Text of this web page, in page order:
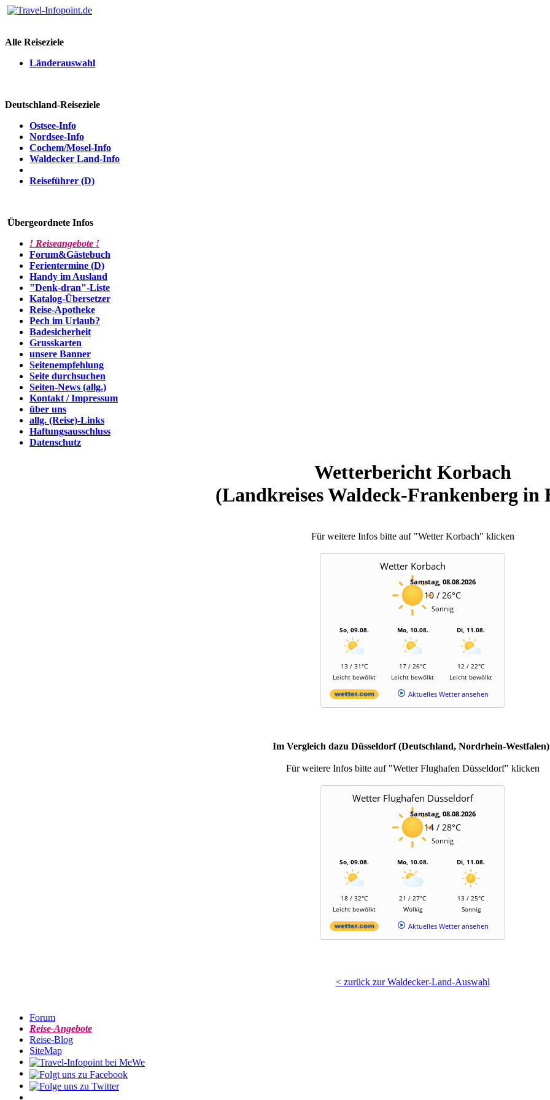
Alle Reiseziele
Länderauswahl
Deutschland-Reiseziele
Ostsee-Info
Nordsee-Info
Cochem/Mosel-Info
Waldecker Land-Info
Reiseführer (D)
Übergeordnete Infos
! Reiseangebote !
Forum&Gästebuch
Ferientermine (D)
Handy im Ausland
"Denk-dran"-Liste
Katalog-Übersetzer
Reise-Apotheke
Pech im Urlaub?
Badesicherheit
Grusskarten
unsere Banner
Seitenempfehlung
Seite durchsuchen
Seiten-News (allg.)
Kontakt / Impressum
über uns
allg. (Reise)-Links
Haftungsausschluss
Datenschutz
Wetterbericht Korbach
(Landkreises Waldeck-Frankenberg in
Für weitere Infos bitte auf "Wetter Korbach" klicken
Wetter Korbach
Samstag, 08.08.2026
10 / 26°C
Sonnig
So, 09.08.
13 / 31°C
Leicht bewölkt
Mo, 10.08.
17 / 26°C
Leicht bewölkt
Di, 11.08.
12 / 22°C
Leicht bewölkt
Aktuelles Wetter ansehen
Im Vergleich dazu Düsseldorf (Deutschland, Nordrhein-
Für weitere Infos bitte auf "Wetter Flughafen Düsseldorf" klicken
Wetter Flughafen Düsseldorf
Samstag, 08.08.2026
14 / 28°C
Sonnig
So, 09.08.
18 / 32°C
Leicht bewölkt
Mo, 10.08.
21 / 27°C
Wolkig
Di, 11.08.
13 / 25°C
Sonnig
Aktuelles Wetter ansehen
< zurück zur Waldecker-Land-Auswahl
Forum
Reise-Angebote
Reise-Blog
SiteMap